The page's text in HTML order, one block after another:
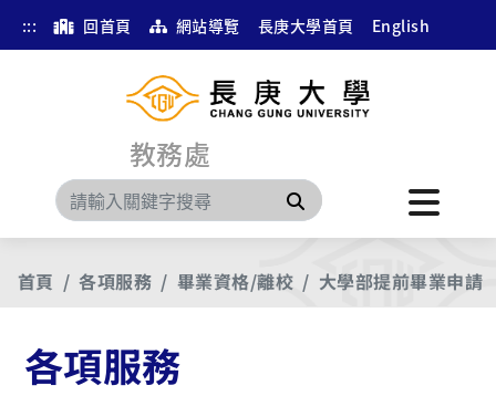
::: 回首頁 網站導覽 長庚大學首頁 English
教務處
搜尋
首頁 各項服務 畢業資格/離校 大學部提前畢業申請
各項服務